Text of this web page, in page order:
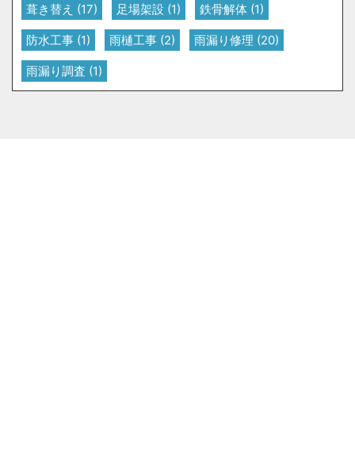
葺き替え (17) 足場架設 (1) 鉄骨解体 (1)
防水工事 (1) 雨樋工事 (2) 雨漏り修理 (20)
雨漏り調査 (1)